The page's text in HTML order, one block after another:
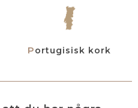
Portugisisk kork